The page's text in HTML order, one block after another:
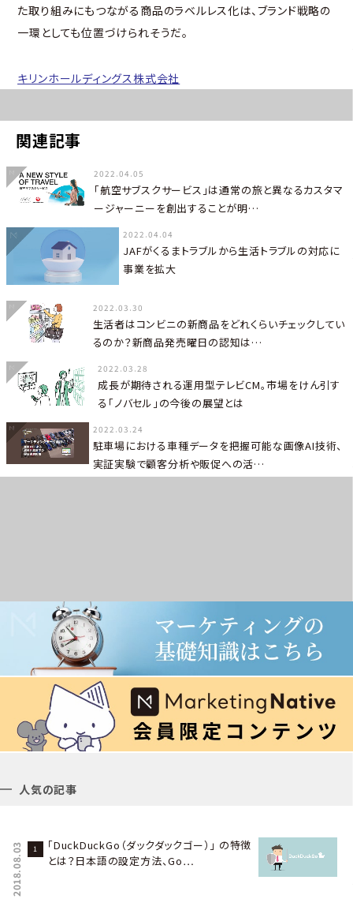
た取り組みにもつながる商品のラベルレス化は、ブランド戦略の
一環としても位置づけられそうだ。
キリンホールディングス株式会社
関連記事
2022.04.05
「航空サブスクサービス」は通常の旅と異なるカスタマ
ージャーニーを創出することが明…
2022.04.04
JAFがくるまトラブルから生活トラブルの対応に
事業を拡大
2022.03.30
生活者はコンビニの新商品をどれくらいチェックしてい
るのか？新商品発売曜日の認知は…
2022.03.28
成長が期待される運用型テレビCM。市場をけん引す
る「ノバセル」の今後の展望とは
2022.03.24
駐車場における車種データを把握可能な画像AI技術、
実証実験で顧客分析や販促への活…
人気の記事
2018.08.03
「DuckDuckGo（ダックダックゴー）」 の特徴
とは？日本語の設定方法、Go…